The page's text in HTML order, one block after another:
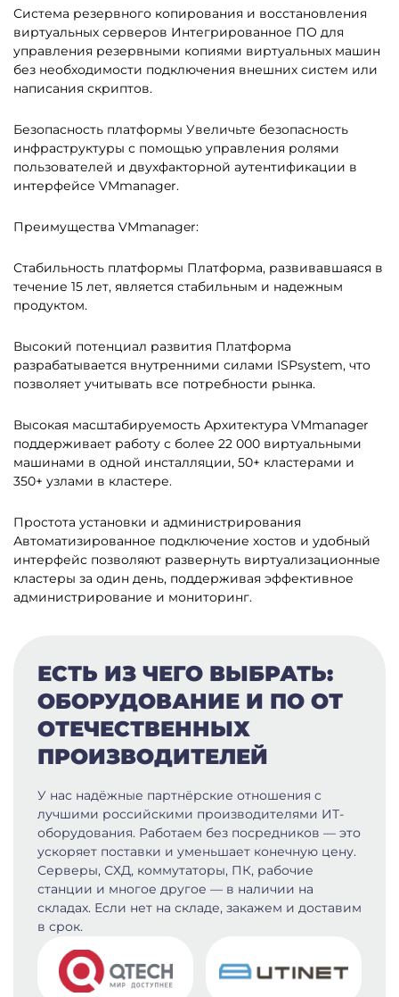
Система резервного копирования и восстановления
виртуальных серверов Интегрированное ПО для
управления резервными копиями виртуальных машин
без необходимости подключения внешних систем или
написания скриптов.
Безопасность платформы Увеличьте безопасность
инфраструктуры с помощью управления ролями
пользователей и двухфакторной аутентификации в
интерфейсе VMmanager.
Преимущества VMmanager:
Стабильность платформы Платформа, развивавшаяся в
течение 15 лет, является стабильным и надежным
продуктом.
Высокий потенциал развития Платформа
разрабатывается внутренними силами ISPsystem, что
позволяет учитывать все потребности рынка.
Высокая масштабируемость Архитектура VMmanager
поддерживает работу с более 22 000 виртуальными
машинами в одной инсталляции, 50+ кластерами и
350+ узлами в кластере.
Простота установки и администрирования
Автоматизированное подключение хостов и удобный
интерфейс позволяют развернуть виртуализационные
кластеры за один день, поддерживая эффективное
администрирование и мониторинг.
ЕСТЬ ИЗ ЧЕГО ВЫБРАТЬ:
ОБОРУДОВАНИЕ И ПО ОТ
ОТЕЧЕСТВЕННЫХ
ПРОИЗВОДИТЕЛЕЙ
У нас надёжные партнёрские отношения с
лучшими российскими производителями ИТ-
оборудования. Работаем без посредников — это
ускоряет поставки и уменьшает конечную цену.
Серверы, СХД, коммутаторы, ПК, рабочие
станции и многое другое — в наличии на
складах. Если нет на складе, закажем и доставим
в срок.